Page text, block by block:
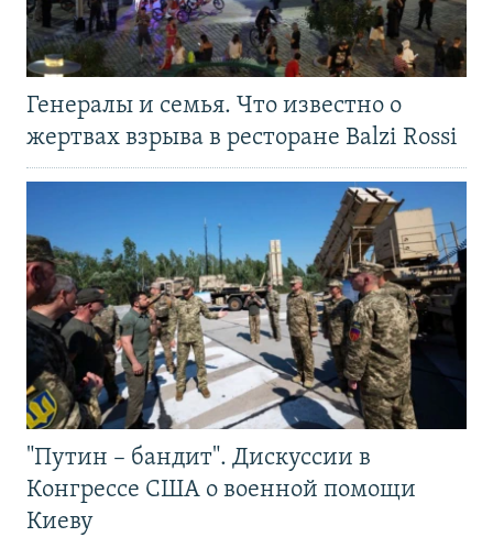
Генералы и семья. Что известно о
жертвах взрыва в ресторане Balzi Rossi
"Путин – бандит". Дискуссии в
Конгрессе США о военной помощи
Киеву